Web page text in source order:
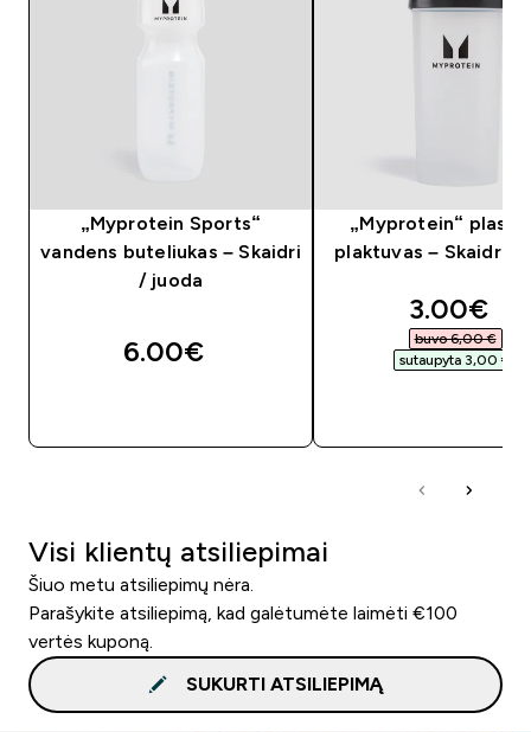
„Myprotein Sports“
vandens buteliukas – Skaidri
/ juoda
6.00€‎
„Myprotein“
plaktuvas – Skaidri /
3.00€‎
buvo 6,00 €‎
sutaupyta 3,00 €‎
Visi klientų atsiliepimai
Šiuo metu atsiliepimų nėra.
Parašykite atsiliepimą, kad galėtumėte laimėti €100
vertės kuponą.
SUKURTI ATSILIEPIMĄ